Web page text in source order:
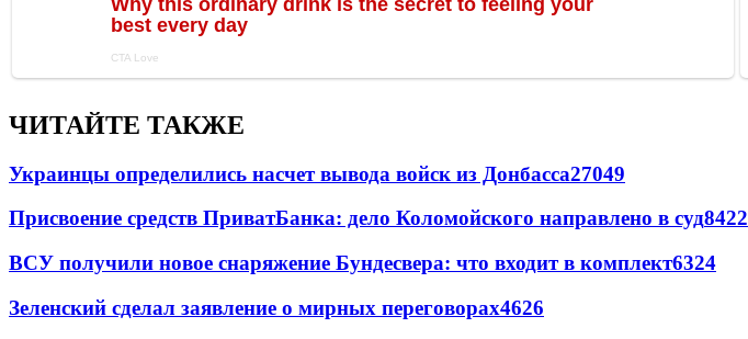
ЧИТАЙТЕ ТАКЖЕ
Украинцы определились насчет вывода войск из Донбасса27049
Присвоение средств ПриватБанка: дело Коломойского направлено в суд8422
ВСУ получили новое снаряжение Бундесвера: что входит в комплект6324
Зеленский сделал заявление о мирных переговорах4626